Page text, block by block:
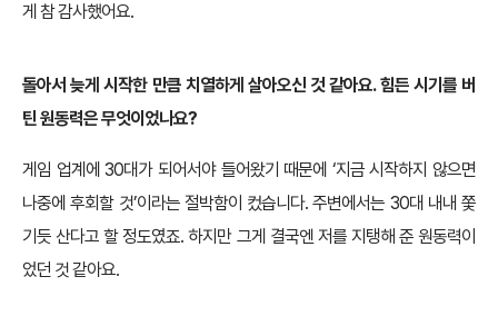
게 참 감사했어요.
돌아서 늦게 시작한 만큼 치열하게 살아오신 것 같아요. 힘든 시기를 버
틴 원동력은 무엇이었나요?
게임 업계에 30대가 되어서야 들어왔기 때문에 ‘지금 시작하지 않으면
나중에 후회할 것’이라는 절박함이 컸습니다. 주변에서는 30대 내내 쫓
기듯 산다고 할 정도였죠. 하지만 그게 결국엔 저를 지탱해 준 원동력이
었던 것 같아요.